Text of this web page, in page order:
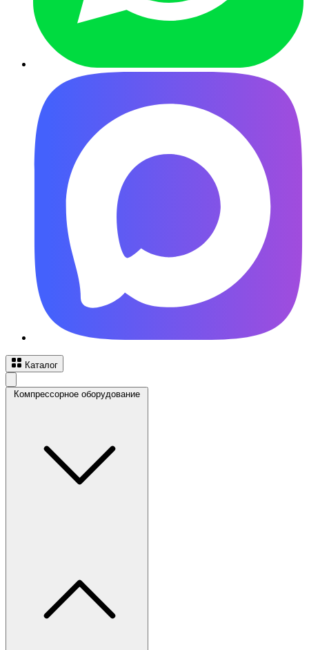
Каталог
Компрессорное оборудование